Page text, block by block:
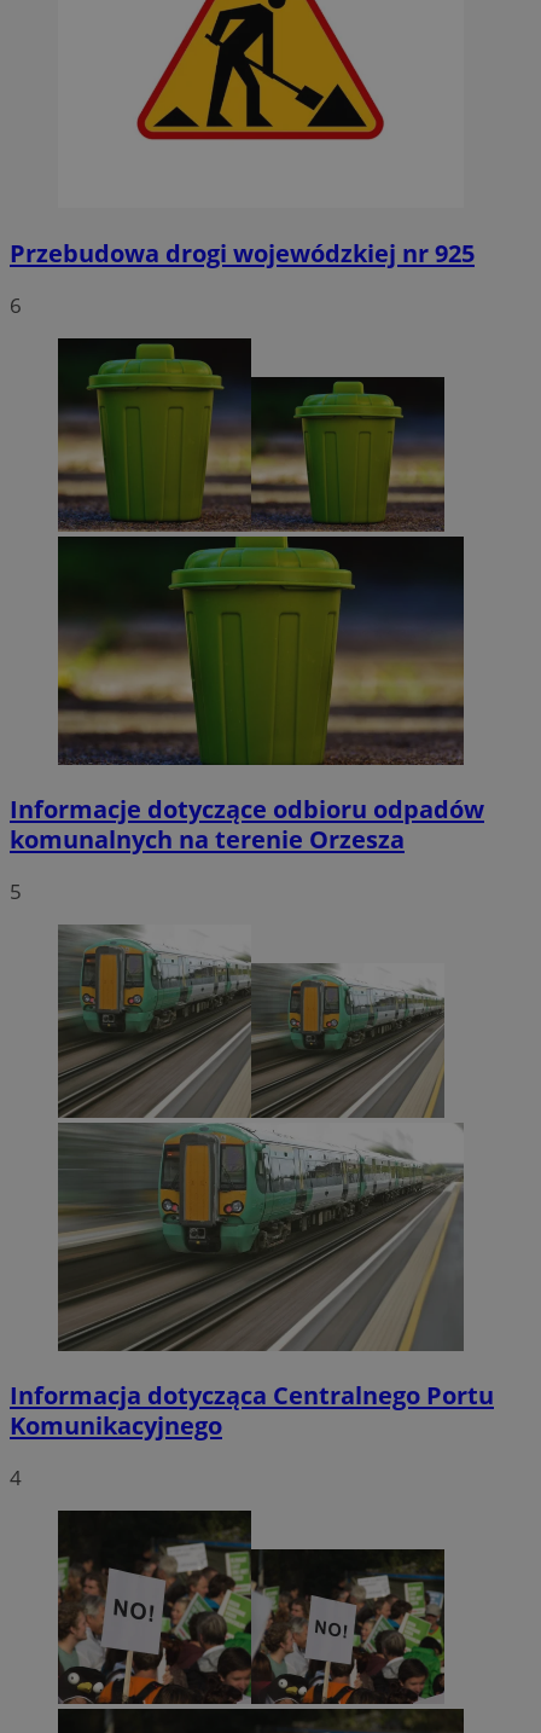
Przebudowa drogi wojewódzkiej nr 925
6
Informacje dotyczące odbioru odpadów
komunalnych na terenie Orzesza
5
Informacja dotycząca Centralnego Portu
Komunikacyjnego
4